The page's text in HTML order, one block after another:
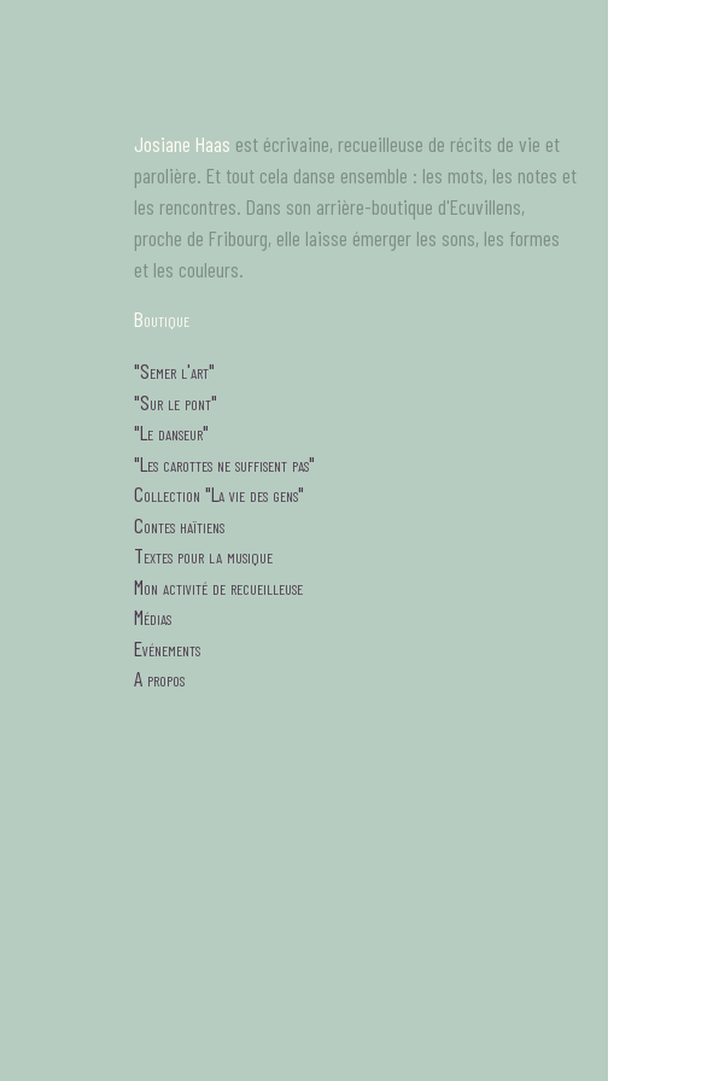
Josiane Haas est écrivaine, recueilleuse de récits de vie et
parolière. Et tout cela danse ensemble : les mots, les notes et
les rencontres. Dans son arrière-boutique d'Ecuvillens,
proche de Fribourg, elle laisse émerger les sons, les formes
et les couleurs.
Boutique
tagsMenu
"Semer l'art"
"Sur le pont"
"Le danseur"
"Les carottes ne suffisent pas"
Collection "La vie des gens"
Contes haïtiens
Textes pour la musique
Mon activité de recueilleuse
Médias
Evénements
A propos